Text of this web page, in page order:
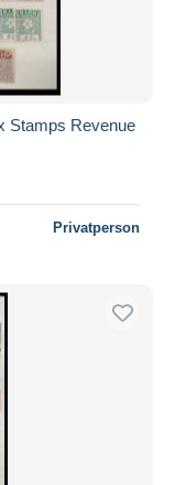
Stamps Revenue
Privatperson